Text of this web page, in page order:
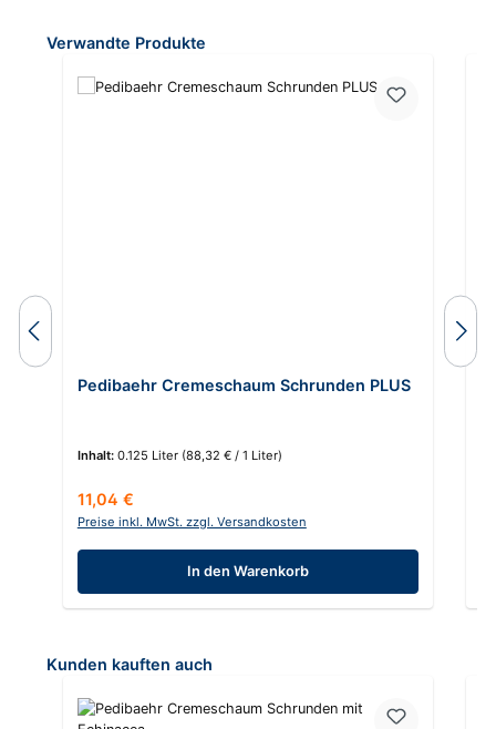
Produktgalerie überspringen
Verwandte Produkte
Pedibaehr Cremeschaum Schrunden PLUS
Inhalt: 0.125 Liter (88,32 € / 1 Liter)
Regulärer Preis:
11,04 €
Preise inkl. MwSt. zzgl. Versandkosten
In den Warenkorb
Produktgalerie überspringen
Kunden kauften auch